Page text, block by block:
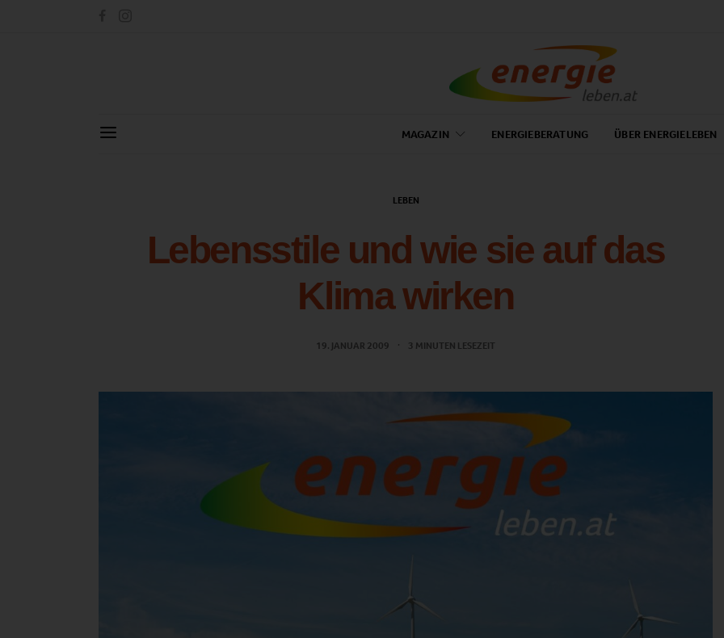
MAGAZIN ENERGIEBERATUNG ÜBER ENERGIELEBEN
LEBEN
Lebensstile und wie sie auf das
Klima wirken
19. JANUAR 2009 3 MINUTEN LESEZEIT